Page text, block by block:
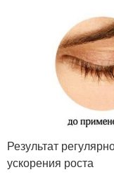
Результат
ускорения роста